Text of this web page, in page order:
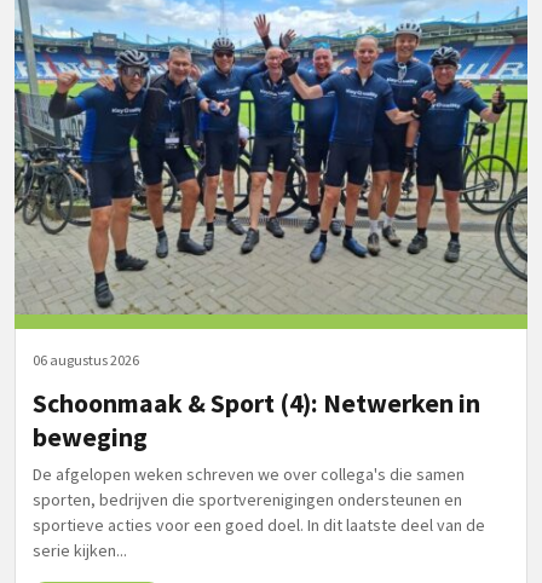
06 augustus 2026
Schoonmaak & Sport (4): Netwerken in
beweging
De afgelopen weken schreven we over collega's die samen
sporten, bedrijven die sportverenigingen ondersteunen en
sportieve acties voor een goed doel. In dit laatste deel van de
serie kijken...